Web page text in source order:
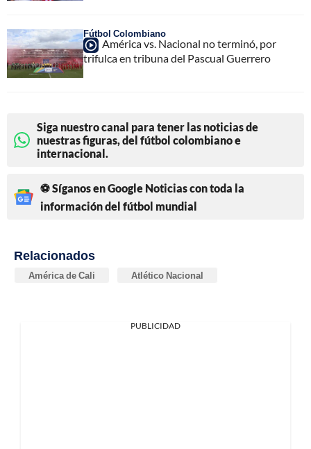
Fútbol Colombiano
América vs. Nacional no terminó, por
trifulca en tribuna del Pascual Guerrero
Siga nuestro canal para tener las noticias de
nuestras figuras, del fútbol colombiano e
internacional.
⚽ Síganos en Google Noticias con toda la
información del fútbol mundial
Relacionados
América de Cali Atlético Nacional
PUBLICIDAD